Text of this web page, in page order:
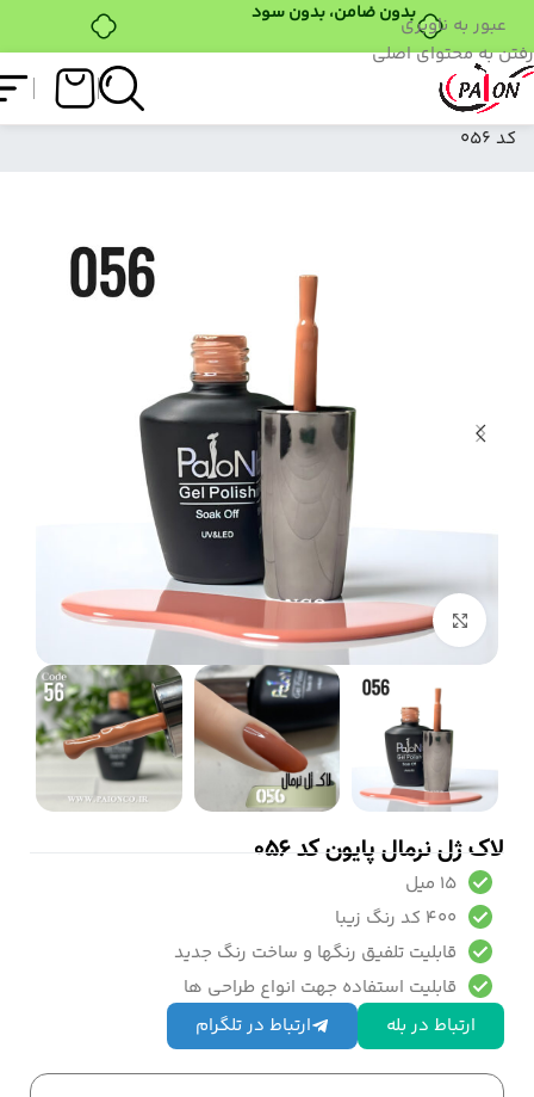
عبور به ناوبری
رفتن به محتوای اصلی
فروشگاه
لاک ژل نرمال پایون
کد 056
بزرگنمایی تصویر
لاک ژل نرمال پایون کد 056
15 میل
400 کد رنگ زیبا
قابلیت تلفیق رنگها و ساخت رنگ جدید
قابلیت استفاده جهت انواع طراحی ها
ارتباط در بله
ارتباط در تلگرام